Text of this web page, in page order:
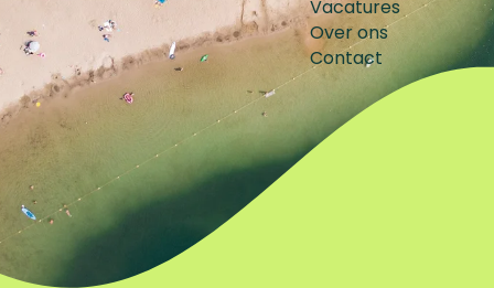
Vacatures
Over ons
Contact